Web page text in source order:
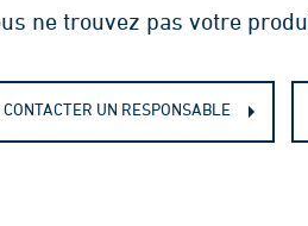
ne trouvez pas votre
CONTACTER UN RESPONSABLE